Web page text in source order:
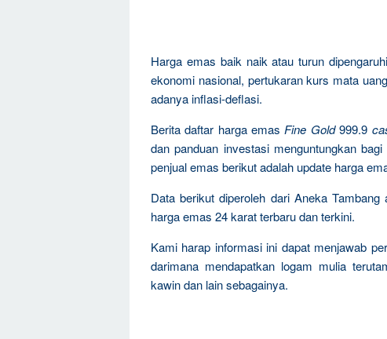
Harga emas baik naik atau turun
ekonomi nasional, pertukaran kurs mata
adanya inflasi-deflasi.
Berita daftar harga emas Fine Gold999.9
dan panduan investasi menguntungkan
penjual emas berikut adalah update harga
Data berikut diperoleh dari Aneka
harga emas 24 karat terbaru dan terkini.
Kami harap informasi ini dapat menjawab
darimana mendapatkan logam mulia
kawin dan lain sebagainya.